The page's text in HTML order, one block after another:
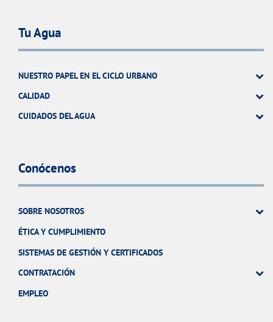
Tu Agua
NUESTRO PAPEL EN EL CICLO URBANO
CALIDAD
CUIDADOS DEL AGUA
Conócenos
SOBRE NOSOTROS
ÉTICA Y CUMPLIMIENTO
SISTEMAS DE GESTIÓN Y CERTIFICADOS
CONTRATACIÓN
EMPLEO